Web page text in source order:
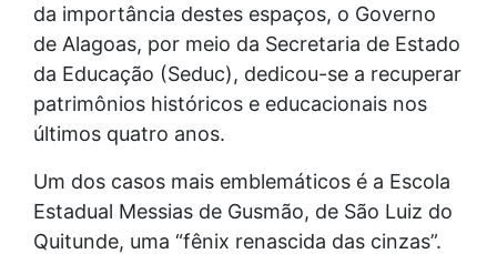
da importância destes espaços, o Governo
de Alagoas, por meio da Secretaria de Estado
da Educação (Seduc), dedicou-se a recuperar
patrimônios históricos e educacionais nos
últimos quatro anos.
Um dos casos mais emblemáticos é a Escola
Estadual Messias de Gusmão, de São Luiz do
Quitunde, uma “fênix renascida das cinzas”.